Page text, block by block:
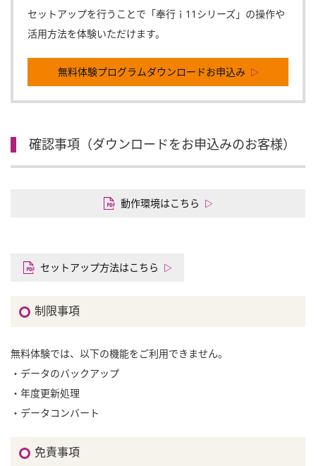
セットアップを行うことで「奉行ｉ11シリーズ」の操作や
活用方法を体験いただけます。
無料体験プログラムダウンロードお申込み
確認事項（ダウンロードをお申込みのお客様）
動作環境はこちら
セットアップ方法はこちら
制限事項
無料体験では、以下の機能をご利用できません。
・データのバックアップ
・年度更新処理
・データコンバート
免責事項